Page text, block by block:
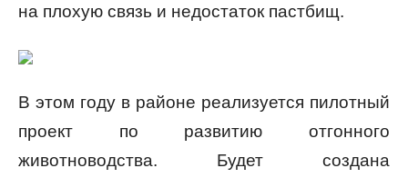
на плохую связь и недостаток пастбищ.
В этом году в районе реализуется пилотный
проект по развитию отгонного
животноводства. Будет создана